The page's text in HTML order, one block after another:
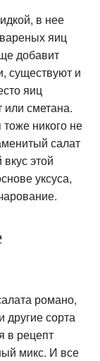
в нее
яиц
добавит
существуют и
яиц
или сметана.
тоже никого не
салат
этой
уксуса,
романо,
другие сорта
в рецепт
микс. И все